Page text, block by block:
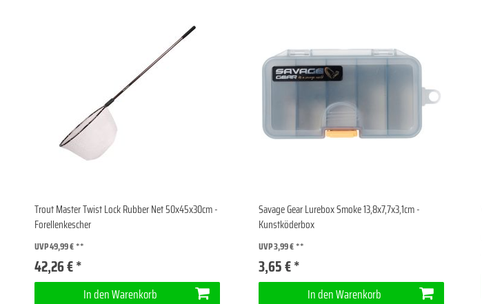
Trout Master Twist Lock Rubber Net 50x45x30cm -
Forellenkescher
UVP 49,99 €
42,26 € *
In den Warenkorb
Savage Gear Lurebox Smoke 13,8x7,7x3,1cm -
Kunstköderbox
UVP 3,99 €
3,65 € *
In den Warenkorb